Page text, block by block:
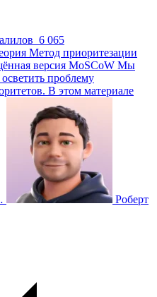
6 065
Метод приоритезации
версия MoSCoW Мы
проблему
В этом материале
Роберт